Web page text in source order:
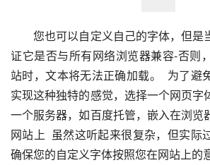
您也可以自定义自己的字体，但是
证它是否与所有网络浏览器兼容-否则
站时，文本将无法正确加载。  为了避
实现这种独特的感觉，选择一个网页字
一个服务器，如百度托管，嵌入在浏览
网站上  虽然这听起来很复杂，但实际
确保您的自定义字体按照您在网站上的